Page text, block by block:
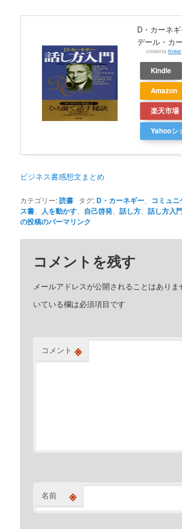
D・カーネ
デール・カ
created byRinker
Kindle
Amazon
楽天市場
Yahooシ
ビジネス書感想文まとめ
カテゴリー:読書 タグ: D・カーネギー コミュ
ス書
人を動かす 自己啓発 、話し方 、話し方入
の投稿のパーマリンク
コメントを残す
メールアドレスが公開されることはありま
いている欄は必須項目です
コメント ※
名前 ※